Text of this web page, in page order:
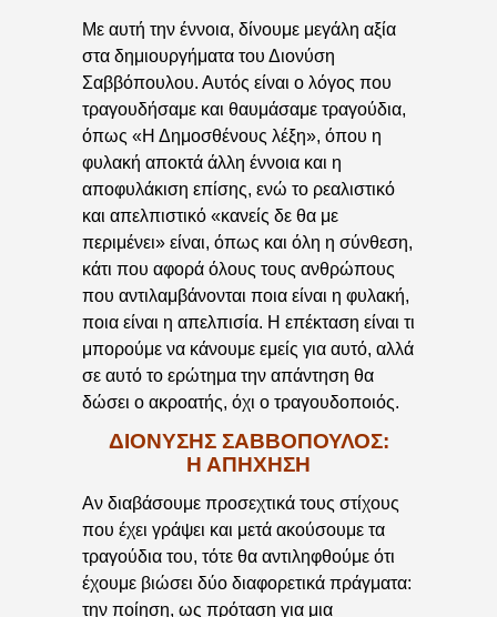
Με αυτή την έννοια, δίνουμε μεγάλη αξία
στα δημιουργήματα του Διονύση
Σαββόπουλου. Αυτός είναι ο λόγος που
τραγουδήσαμε και θαυμάσαμε τραγούδια,
όπως «Η Δημοσθένους λέξη», όπου η
φυλακή αποκτά άλλη έννοια και η
αποφυλάκιση επίσης, ενώ το ρεαλιστικό
και απελπιστικό «κανείς δε θα με
περιμένει» είναι, όπως και όλη η σύνθεση,
κάτι που αφορά όλους τους ανθρώπους
που αντιλαμβάνονται ποια είναι η φυλακή,
ποια είναι η απελπισία. Η επέκταση είναι τι
μπορούμε να κάνουμε εμείς για αυτό, αλλά
σε αυτό το ερώτημα την απάντηση θα
δώσει ο ακροατής, όχι ο τραγουδοποιός.
ΔΙΟΝΎΣΗΣ ΣΑΒΒΌΠΟΥΛΟΣ:
Η ΑΠΉΧΗΣΗ
Αν διαβάσουμε προσεχτικά τους στίχους
που έχει γράψει και μετά ακούσουμε τα
τραγούδια του, τότε θα αντιληφθούμε ότι
έχουμε βιώσει δύο διαφορετικά πράγματα:
την ποίηση, ως πρόταση για μια